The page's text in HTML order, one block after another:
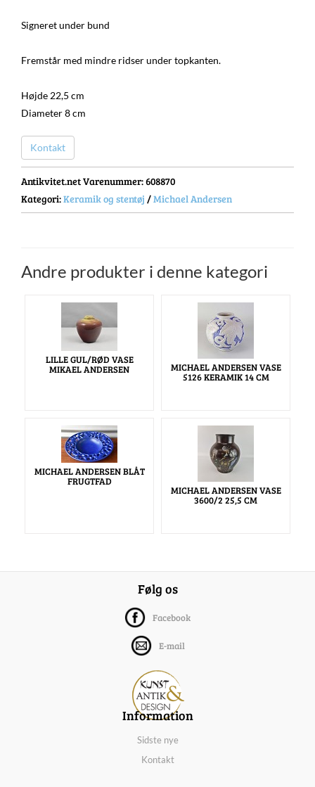
Signeret under bund
Fremstår med mindre ridser under topkanten.
Højde 22,5 cm
Diameter 8 cm
Kontakt
Antikvitet.net Varenummer: 608870
Kategori:Keramik og stentøj /Michael Andersen
Andre produkter i denne kategori
LILLE GUL/RØD VASE
MIKAEL ANDERSEN MICHAEL ANDERSEN VASE
5126 KERAMIK 14 CM
MICHAEL ANDERSEN BLÅT
FRUGTFAD
MICHAEL ANDERSEN VASE
3600/2 25,5 CM
Følg os
Facebook
E-mail
Information
Sidste nye
Kontakt